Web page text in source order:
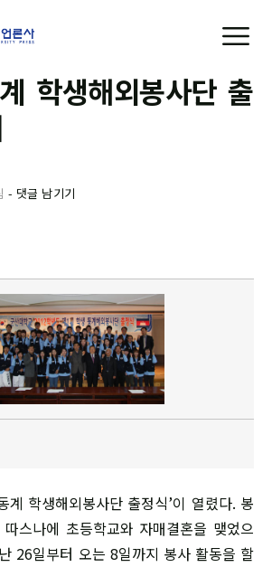
학생해외봉사단 출
- 댓글 남기기
계 학생해외봉사단 출정식’이 열렸다. 봉
스나에 초등학교와 자매결혼을 맺었으
26일부터 오는 8일까지 봉사 활동을 할